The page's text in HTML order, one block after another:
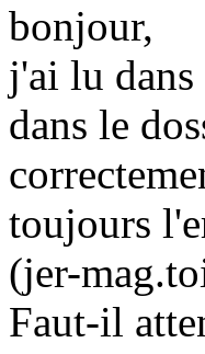
bonjour,
j'ai lu
dans le
toujours
(jer-
Faut-il